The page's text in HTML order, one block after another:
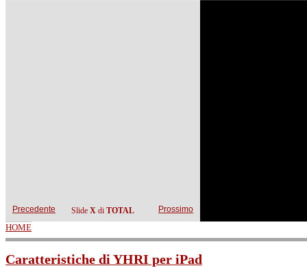
Slide X di TOTAL
Precedente Prossimo
YOU ARE HERE
HOME
Caratteristiche di YHRI per iPad